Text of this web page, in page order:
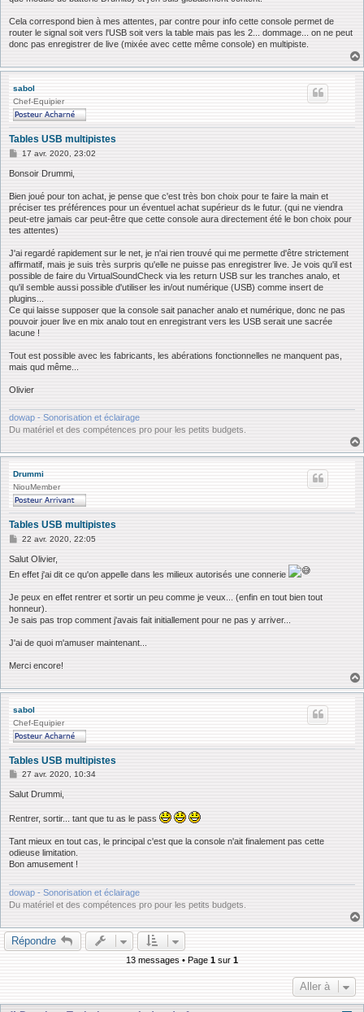
Cela correspond bien à mes attentes, par contre pour info cette console permet de
router le signal soit vers l'USB soit vers la table mais pas les 2... dommage... on ne peut
donc pas enregistrer de live (mixée avec cette même console) en multipiste.
sabol
Chef-Equipier
Tables USB multipistes
M
s
g
e
17 avr. 2020, 23:02
Bonsoir Drummi,
Bien joué pour ton achat, je pense que c'est très bon choix pour te faire la main et
préciser tes préférences pour un éventuel achat supérieur ds le futur. (qui ne viendra
peut-etre jamais car peut-être que cette console aura directement été le bon choix pour
tes attentes)
J'ai regardé rapidement sur le net, je n'ai rien trouvé qui me permette d'être strictement
affirmatif, mais je suis très surpris qu'elle ne puisse pas enregistrer live. Je vois qu'il est
possible de faire du VirtualSoundCheck via les return USB sur les tranches analo, et
qu'il semble aussi possible d'utiliser les in/out numérique (USB) comme insert de
plugins...
Ce qui laisse supposer que la console sait panacher analo et numérique, donc ne pas
pouvoir jouer live en mix analo tout en enregistrant vers les USB serait une sacrée
lacune !
Tout est possible avec les fabricants, les abérations fonctionnelles ne manquent pas,
mais qud même...
Olivier
dowap - Sonorisation et éclairage
Du matériel et des compétences pro pour les petits budgets.
Drummi
NiouMember
Tables USB multipistes
M
s
a
e
22 avr. 2020, 22:05
Salut Olivier,
En effet j'ai dit ce qu'on appelle dans les milieux autorisés une connerie
Je peux en effet rentrer et sortir un peu comme je veux... (enfin en tout bien tout
honneur).
Je sais pas trop comment j'avais fait initiallement pour ne pas y arriver...
J'ai de quoi m'amuser maintenant...
Merci encore!
sabol
Chef-Equipier
Tables USB multipistes
M
s
g
27 avr. 2020, 10:34
Salut Drummi,
Rentrer, sortir... tant que tu as le pass
Tant mieux en tout cas, le principal c'est que la console n'ait finalement pas cette
odieuse limitation.
Bon amusement !
dowap - Sonorisation et éclairage
Du matériel et des compétences pro pour les petits budgets.
Répondre
13 messages • Page 1 sur 1
Aller à